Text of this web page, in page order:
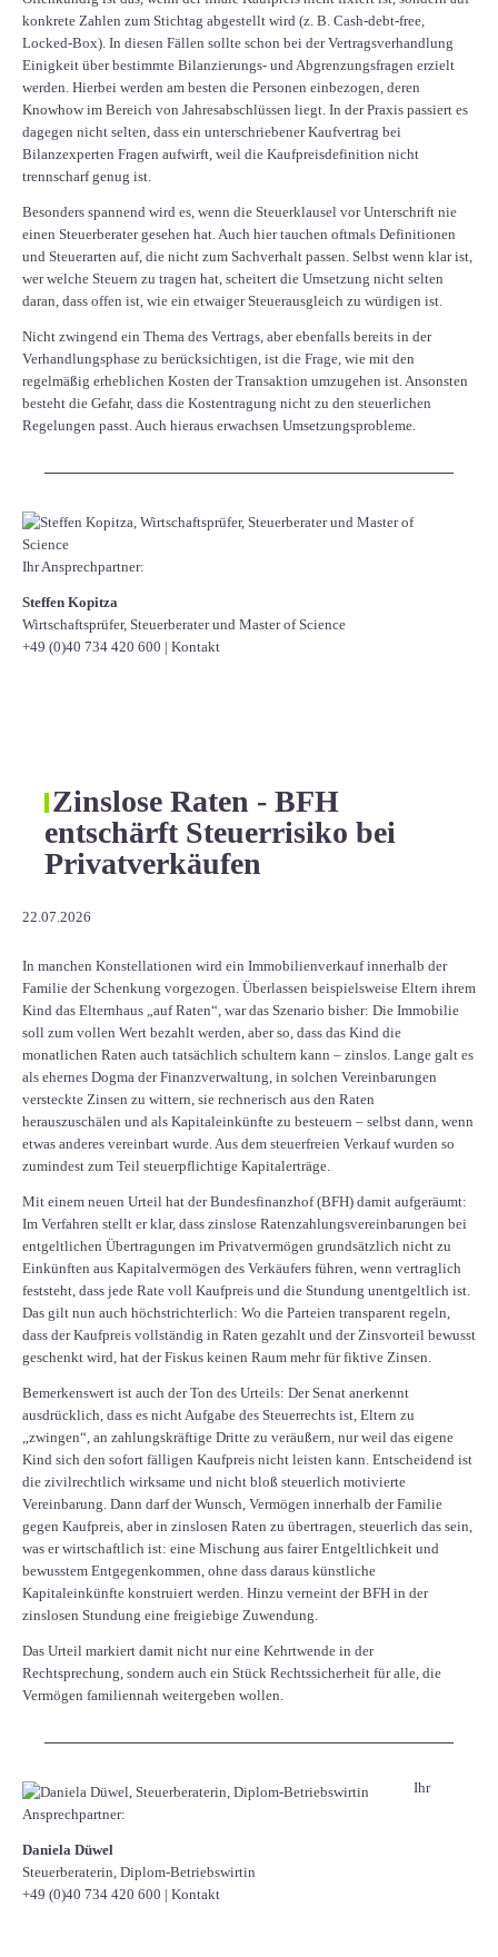
konkrete Zahlen zum Stichtag abgestellt wird (z. B. Cash-debt-free,
Locked-Box). In diesen Fällen sollte schon bei der Vertragsverhandlung
Einigkeit über bestimmte Bilanzierungs- und Abgrenzungsfragen erzielt
werden. Hierbei werden am besten die Personen einbezogen, deren
Knowhow im Bereich von Jahresabschlüssen liegt. In der Praxis passiert es
dagegen nicht selten, dass ein unterschriebener Kaufvertrag bei
Bilanzexperten Fragen aufwirft, weil die Kaufpreisdefinition nicht
trennscharf genug ist.
Besonders spannend wird es, wenn die Steuerklausel vor Unterschrift nie
einen Steuerberater gesehen hat. Auch hier tauchen oftmals Definitionen
und Steuerarten auf, die nicht zum Sachverhalt passen. Selbst wenn klar ist,
wer welche Steuern zu tragen hat, scheitert die Umsetzung nicht selten
daran, dass offen ist, wie ein etwaiger Steuerausgleich zu würdigen ist.
Nicht zwingend ein Thema des Vertrags, aber ebenfalls bereits in der
Verhandlungsphase zu berücksichtigen, ist die Frage, wie mit den
regelmäßig erheblichen Kosten der Transaktion umzugehen ist. Ansonsten
besteht die Gefahr, dass die Kostentragung nicht zu den steuerlichen
Regelungen passt. Auch hieraus erwachsen Umsetzungsprobleme.
Ihr Ansprechpartner:
Steffen Kopitza
Wirtschaftsprüfer, Steuerberater und Master of Science
+49 (0)40 734 420 600 | Kontakt
Zinslose Raten - BFH
entschärft Steuerrisiko bei
Privatverkäufen
22.07.2026
In manchen Konstellationen wird ein Immobilienverkauf innerhalb der
Familie der Schenkung vorgezogen. Überlassen beispielsweise Eltern ihrem
Kind das Elternhaus „auf Raten“, war das Szenario bisher: Die Immobilie
soll zum vollen Wert bezahlt werden, aber so, dass das Kind die
monatlichen Raten auch tatsächlich schultern kann – zinslos. Lange galt es
als ehernes Dogma der Finanzverwaltung, in solchen Vereinbarungen
versteckte Zinsen zu wittern, sie rechnerisch aus den Raten
herauszuschälen und als Kapitaleinkünfte zu besteuern – selbst dann, wenn
etwas anderes vereinbart wurde. Aus dem steuerfreien Verkauf wurden so
zumindest zum Teil steuerpflichtige Kapitalerträge.
Mit einem neuen Urteil hat der Bundesfinanzhof (BFH) damit aufgeräumt:
Im Verfahren stellt er klar, dass zinslose Ratenzahlungsvereinbarungen bei
entgeltlichen Übertragungen im Privatvermögen grundsätzlich nicht zu
Einkünften aus Kapitalvermögen des Verkäufers führen, wenn vertraglich
feststeht, dass jede Rate voll Kaufpreis und die Stundung unentgeltlich ist.
Das gilt nun auch höchstrichterlich: Wo die Parteien transparent regeln,
dass der Kaufpreis vollständig in Raten gezahlt und der Zinsvorteil bewusst
geschenkt wird, hat der Fiskus keinen Raum mehr für fiktive Zinsen.
Bemerkenswert ist auch der Ton des Urteils: Der Senat anerkennt
ausdrücklich, dass es nicht Aufgabe des Steuerrechts ist, Eltern zu
„zwingen“, an zahlungskräftige Dritte zu veräußern, nur weil das eigene
Kind sich den sofort fälligen Kaufpreis nicht leisten kann. Entscheidend ist
die zivilrechtlich wirksame und nicht bloß steuerlich motivierte
Vereinbarung. Dann darf der Wunsch, Vermögen innerhalb der Familie
gegen Kaufpreis, aber in zinslosen Raten zu übertragen, steuerlich das sein,
was er wirtschaftlich ist: eine Mischung aus fairer Entgeltlichkeit und
bewusstem Entgegenkommen, ohne dass daraus künstliche
Kapitaleinkünfte konstruiert werden. Hinzu verneint der BFH in der
zinslosen Stundung eine freigiebige Zuwendung.
Das Urteil markiert damit nicht nur eine Kehrtwende in der
Rechtsprechung, sondern auch ein Stück Rechtssicherheit für alle, die
Vermögen familiennah weitergeben wollen.
Ihr
Ansprechpartner:
Daniela Düwel
Steuerberaterin, Diplom-Betriebswirtin
+49 (0)40 734 420 600 | Kontakt